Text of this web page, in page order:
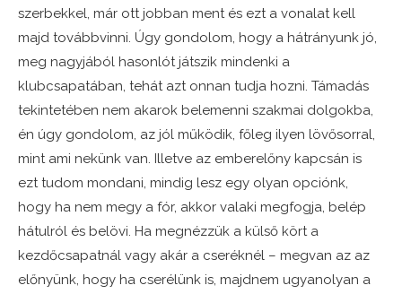
szerbekkel, már ott jobban ment és ezt a vonalat kell
majd továbbvinni. Úgy gondolom, hogy a hátrányunk jó,
meg nagyjából hasonlót játszik mindenki a
klubcsapatában, tehát azt onnan tudja hozni. Támadás
tekintetében nem akarok belemenni szakmai dolgokba,
én úgy gondolom, az jól működik, főleg ilyen lövősorral,
mint ami nekünk van. Illetve az emberelőny kapcsán is
ezt tudom mondani, mindig lesz egy olyan opciónk,
hogy ha nem megy a fór, akkor valaki megfogja, belép
hátulról és belövi. Ha megnézzük a külső kört a
kezdőcsapatnál vagy akár a cseréknél – megvan az az
előnyünk, hogy ha cserélünk is, majdnem ugyanolyan a